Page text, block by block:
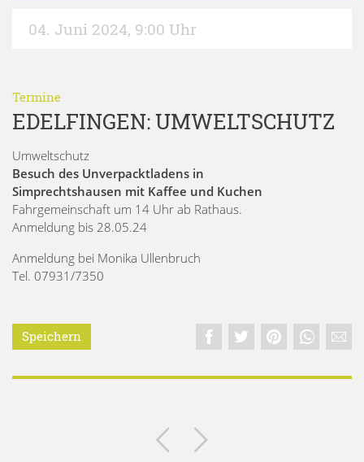
04. Juni 2024, 9:00 Uhr
Termine
EDELFINGEN: UMWELTSCHUTZ
Umweltschutz
Besuch des Unverpacktladens in
Simprechtshausen mit Kaffee und Kuchen
Fahrgemeinschaft um 14 Uhr ab Rathaus.
Anmeldung bis 28.05.24
Anmeldung bei Monika Ullenbruch
Tel. 07931/7350
Speichern